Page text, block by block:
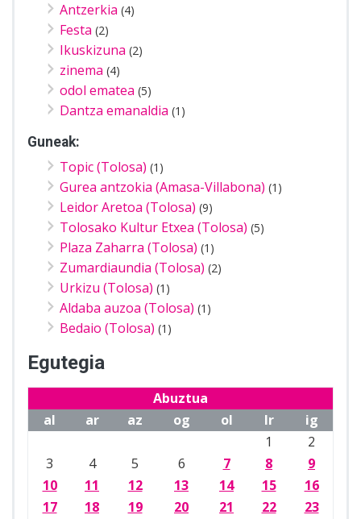
Antzerkia (4)
Festa (2)
Ikuskizuna (2)
zinema (4)
odol ematea (5)
Dantza emanaldia (1)
Guneak:
Topic (Tolosa) (1)
Gurea antzokia (Amasa-Villabona) (1)
Leidor Aretoa (Tolosa) (9)
Tolosako Kultur Etxea (Tolosa) (5)
Plaza Zaharra (Tolosa) (1)
Zumardiaundia (Tolosa) (2)
Urkizu (Tolosa) (1)
Aldaba auzoa (Tolosa) (1)
Bedaio (Tolosa) (1)
Egutegia
Abuztua
al
ar az og ol lr
ig
1
2
3
4 5 6 7 8
9
10
11 12 13 14 15
16
17
18 19 20 21 22
23